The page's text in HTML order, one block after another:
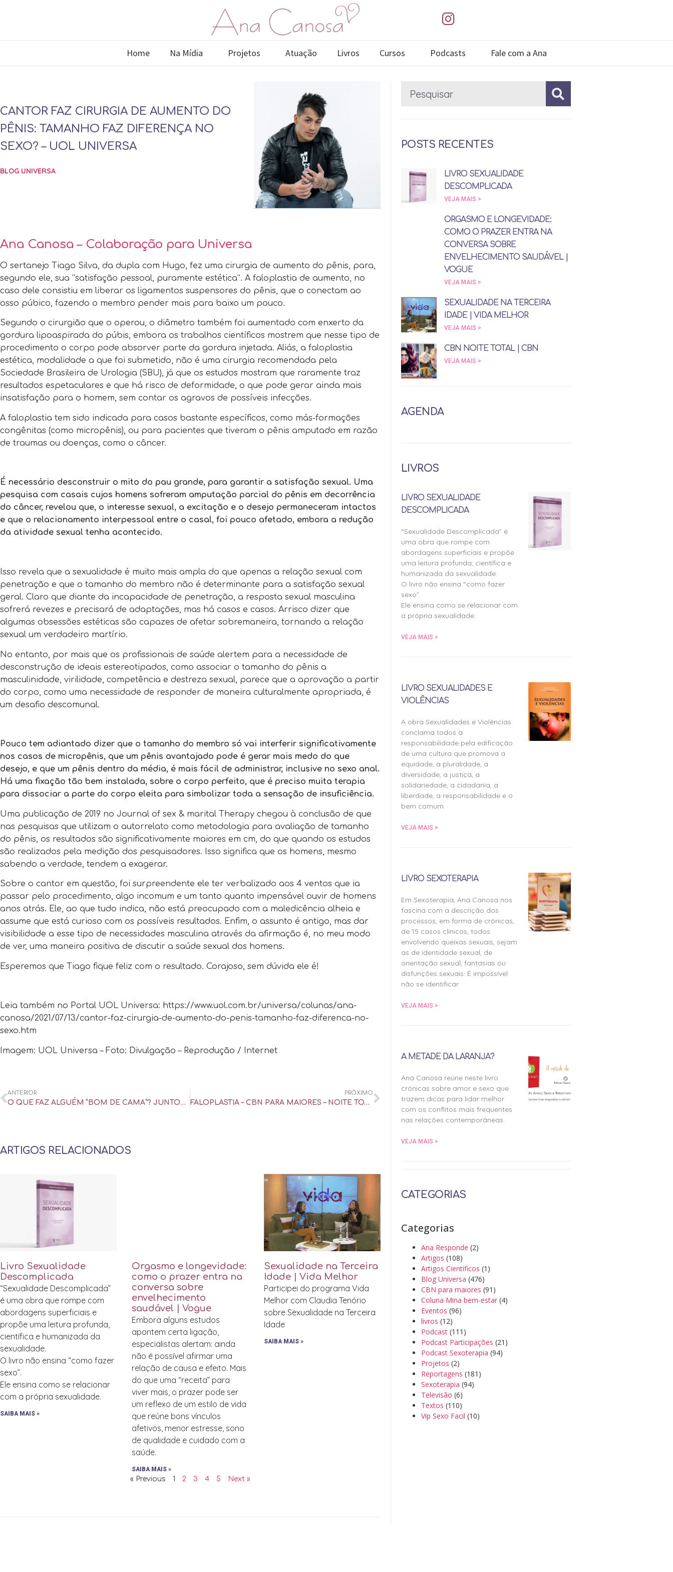
Home Na Mídia Projetos Atuação Livros Cursos Podcasts Fale com a Ana
CANTOR FAZ CIRURGIA DE AUMENTO DO
PÊNIS: TAMANHO FAZ DIFERENÇA NO
SEXO? – UOL UNIVERSA
BLOG UNIVERSA
Ana Canosa – Colaboração para Universa
O sertanejo Tiago Silva, da dupla com Hugo, fez uma cirurgia de aumento do pênis, para,
segundo ele, sua “satisfação pessoal, puramente estética”. A faloplastia de aumento, no
caso dele consistiu em liberar os ligamentos suspensores do pênis, que o conectam ao
osso púbico, fazendo o membro pender mais para baixo um pouco.
Segundo o cirurgião que o operou, o diâmetro também foi aumentado com enxerto da
gordura lipoaspirada do púbis, embora os trabalhos científicos mostrem que nesse tipo de
procedimento o corpo pode absorver parte da gordura injetada. Aliás, a faloplastia
estética, modalidade a que foi submetido, não é uma cirurgia recomendada pela
Sociedade Brasileira de Urologia (SBU), já que os estudos mostram que raramente traz
resultados espetaculares e que há risco de deformidade, o que pode gerar ainda mais
insatisfação para o homem, sem contar os agravos de possíveis infecções.
A faloplastia tem sido indicada para casos bastante específicos, como más-formações
congênitas (como micropênis), ou para pacientes que tiveram o pênis amputado em razão
de traumas ou doenças, como o câncer.
É necessário desconstruir o mito do pau grande, para garantir a satisfação sexual. Uma
pesquisa com casais cujos homens sofreram amputação parcial do pênis em decorrência
do câncer, revelou que, o interesse sexual, a excitação e o desejo permaneceram intactos
e que o relacionamento interpessoal entre o casal, foi pouco afetado, embora a redução
da atividade sexual tenha acontecido.
Isso revela que a sexualidade é muito mais ampla do que apenas a relação sexual com
penetração e que o tamanho do membro não é determinante para a satisfação sexual
geral. Claro que diante da incapacidade de penetração, a resposta sexual masculina
sofrerá revezes e precisará de adaptações, mas há casos e casos. Arrisco dizer que
algumas obsessões estéticas são capazes de afetar sobremaneira, tornando a relação
sexual um verdadeiro martírio.
No entanto, por mais que os profissionais de saúde alertem para a necessidade de
desconstrução de ideais estereotipados, como associar o tamanho do pênis a
masculinidade, virilidade, competência e destreza sexual, parece que a aprovação a partir
do corpo, como uma necessidade de responder de maneira culturalmente apropriada, é
um desafio descomunal.
Pouco tem adiantado dizer que o tamanho do membro só vai interferir significativamente
nos casos de micropênis, que um pênis avantajado pode é gerar mais medo do que
desejo, e que um pênis dentro da média, é mais fácil de administrar, inclusive no sexo anal.
Há uma fixação tão bem instalada, sobre o corpo perfeito, que é preciso muita terapia
para dissociar a parte do corpo eleita para simbolizar toda a sensação de insuficiência.
Uma publicação de 2019 no Journal of sex & marital Therapy chegou à conclusão de que
nas pesquisas que utilizam o autorrelato como metodologia para avaliação de tamanho
do pênis, os resultados são significativamente maiores em cm, do que quando os estudos
são realizados pela medição dos pesquisadores. Isso significa que os homens, mesmo
sabendo a verdade, tendem a exagerar.
Sobre o cantor em questão, foi surpreendente ele ter verbalizado aos 4 ventos que ia
passar pelo procedimento, algo incomum e um tanto quanto impensável ouvir de homens
anos atrás. Ele, ao que tudo indica, não está preocupado com a maledicência alheia e
assume que está curioso com os possíveis resultados. Enfim, o assunto é antigo, mas dar
visibilidade a esse tipo de necessidades masculina através da afirmação é, no meu modo
de ver, uma maneira positiva de discutir a saúde sexual dos homens.
Esperemos que Tiago fique feliz com o resultado. Corajoso, sem dúvida ele é!
Leia também no Portal UOL Universa: https://www.uol.com.br/universa/colunas/ana-
canosa/2021/07/13/cantor-faz-cirurgia-de-aumento-do-penis-tamanho-faz-diferenca-no-
sexo.htm
Imagem: UOL Universa – Foto: Divulgação – Reprodução / Internet
ANTERIOR
O QUE FAZ ALGUÉM “BOM DE CAMA”? JUNTOS HÁ 15 ANOS, CASAL DÁ EXEMPLO – UOL UNIVERSA
PRÓXIMO
FALOPLASTIA – CBN PARA MAIORES – NOITE TOTAL – ENTREVISTA
ARTIGOS RELACIONADOS
Livro Sexualidade
Descomplicada
“Sexualidade Descomplicada”
é uma obra que rompe com
abordagens superficiais e
propõe uma leitura profunda,
científica e humanizada da
sexualidade.
O livro não ensina “como fazer
sexo”.
Ele ensina como se relacionar
com a própria sexualidade.
SAIBA MAIS »
Orgasmo e longevidade:
como o prazer entra na
conversa sobre
envelhecimento
saudável | Vogue
Embora alguns estudos
apontem certa ligação,
especialistas alertam: ainda
não é possível afirmar uma
relação de causa e efeito. Mais
do que uma “receita” para
viver mais, o prazer pode ser
um reflexo de um estilo de vida
que reúne bons vínculos
afetivos, menor estresse, sono
de qualidade e cuidado com a
saúde.
SAIBA MAIS »
Sexualidade na Terceira
Idade | Vida Melhor
Participei do programa Vida
Melhor com Claudia Tenório
sobre Sexualidade na Terceira
Idade
SAIBA MAIS »
« Previous 1 2 3 4 5 Next »
POSTS RECENTES
LIVRO SEXUALIDADE
DESCOMPLICADA
VEJA MAIS >
ORGASMO E LONGEVIDADE:
COMO O PRAZER ENTRA NA
CONVERSA SOBRE
ENVELHECIMENTO SAUDÁVEL |
VOGUE
VEJA MAIS >
SEXUALIDADE NA TERCEIRA
IDADE | VIDA MELHOR
VEJA MAIS >
CBN NOITE TOTAL | CBN
VEJA MAIS >
AGENDA
LIVROS
LIVRO SEXUALIDADE
DESCOMPLICADA
“Sexualidade Descomplicada” é
uma obra que rompe com
abordagens superficiais e propõe
uma leitura profunda, científica e
humanizada da sexualidade.
O livro não ensina “como fazer
sexo”.
Ele ensina como se relacionar com
a própria sexualidade.
VEJA MAIS >
LIVRO SEXUALIDADES E
VIOLÊNCIAS
A obra Sexualidades e Violências
conclama todos à
responsabilidade pela edificação
de uma cultura que promova a
equidade, a pluralidade, a
diversidade, a justiça, a
solidariedade, a cidadania, a
liberdade, a responsabilidade e o
bem comum.
VEJA MAIS >
LIVRO SEXOTERAPIA
Em Sexoterapia, Ana Canosa nos
fascina com a descrição dos
processos, em forma de crônicas,
de 15 casos clínicos, todos
envolvendo queixas sexuais, sejam
as de identidade sexual, de
orientação sexual, fantasias ou
disfunções sexuais. É impossível
não se identificar
VEJA MAIS >
A METADE DA LARANJA?
Ana Canosa reúne neste livro
crônicas sobre amor e sexo que
trazem dicas para lidar melhor
com os conflitos mais frequentes
nas relações contemporâneas.
VEJA MAIS >
CATEGORIAS
Categorias
Ana Responde (2)
Artigos (108)
Artigos Cientificos (1)
Blog Universa (476)
CBN para maiores (91)
Coluna Mina bem-estar(4)
Eventos (96)
livros (12)
Podcast(111)
Podcast Participações (21)
Podcast Sexoterapia (94)
Projetos (2)
Reportagens (181)
Sexoterapia (94)
Televisão (6)
Textos (110)
Vip Sexo Facil (10)